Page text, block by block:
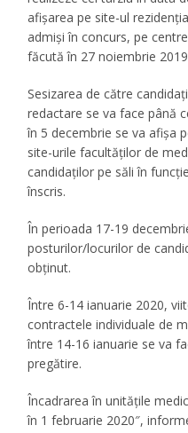
afişarea pe site-ul
admişi în concurs, pe
făcută în 27 noiembrie
Sesizarea de către
redactare se va face până
în 5 decembrie se va afişa
site-urile facultăţilor de
candidaţilor pe săli în
înscris.
În perioada 17-19
posturilor/locurilor de
obţinut.
Între 6-14 ianuarie 2020,
contractele individuale de
între 14-16 ianuarie se va
pregătire.
Încadrarea în unităţile
în 1 februarie 2020″,